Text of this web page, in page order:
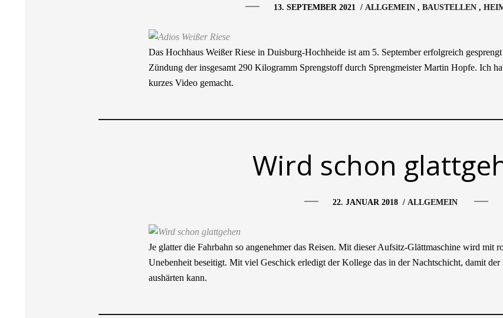
13. SEPTEMBER 2021 / ALLGEMEIN BAUSTELLEN
Das Hochhaus Weißer Riese in Duisburg-Hochheide ist am 5. September erfolgreich
Zündung der insgesamt 290 Kilogramm Sprengstoff durch Sprengmeister Martin Hopfe. Ich
kurzes Video gemacht.
Wird schon
22. JANUAR 2018 / ALLGEMEIN
Je glatter die Fahrbahn so angenehmer das Reisen. Mit dieser Aufsitz-Glättmaschine wird mit
Unebenheit beseitigt. Mit viel Geschick erledigt der Kollege das in der Nachtschicht, damit
aushärten kann.